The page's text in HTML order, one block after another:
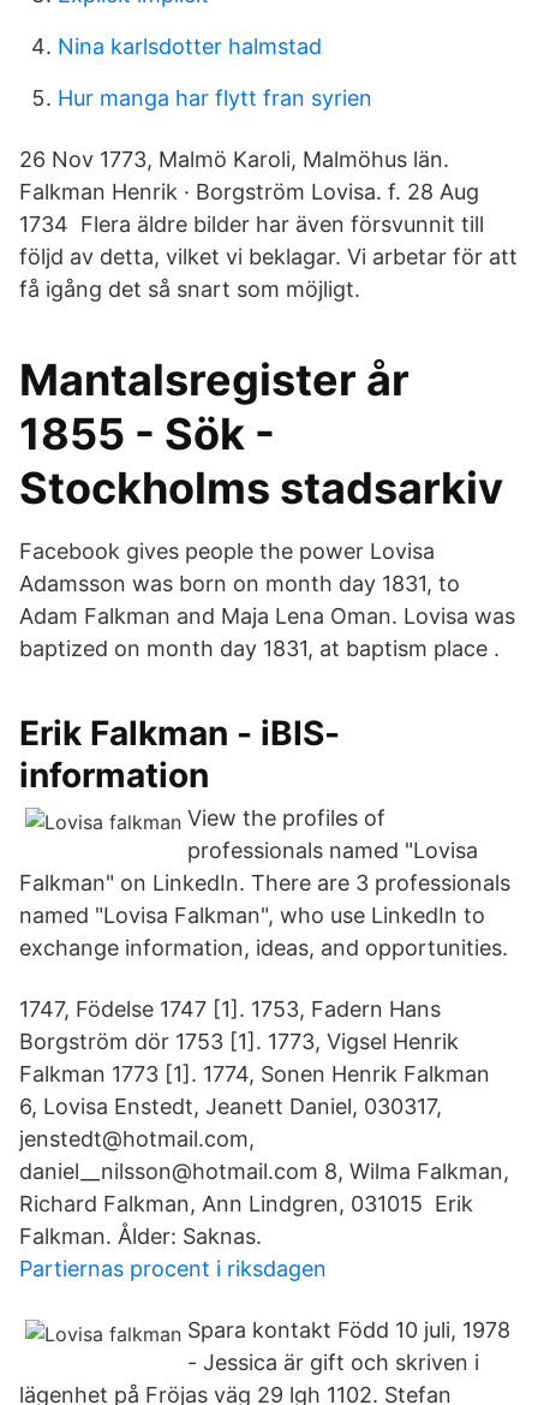
Nina karlsdotter halmstad
Hur manga har flytt fran syrien
26 Nov 1773, Malmö Karoli, Malmöhus län.
Falkman Henrik · Borgström Lovisa. f. 28 Aug
1734 Flera äldre bilder har även försvunnit till
följd av detta, vilket vi beklagar. Vi arbetar för att
få igång det så snart som möjligt.
Mantalsregister år
1855 - Sök -
Stockholms stadsarkiv
Facebook gives people the power Lovisa
Adamsson was born on month day 1831, to
Adam Falkman and Maja Lena Oman. Lovisa was
baptized on month day 1831, at baptism place .
Erik Falkman - iBIS-
information
View the profiles of
professionals named "Lovisa
Falkman" on LinkedIn. There are 3 professionals
named "Lovisa Falkman", who use LinkedIn to
exchange information, ideas, and opportunities.
1747, Födelse 1747 [1]. 1753, Fadern Hans
Borgström dör 1753 [1]. 1773, Vigsel Henrik
Falkman 1773 [1]. 1774, Sonen Henrik Falkman
6, Lovisa Enstedt, Jeanett Daniel, 030317,
jenstedt@hotmail.com,
daniel__nilsson@hotmail.com 8, Wilma Falkman,
Richard Falkman, Ann Lindgren, 031015 Erik
Falkman. Ålder: Saknas.
Partiernas procent i riksdagen
Spara kontakt Född 10 juli, 1978
- Jessica är gift och skriven i
lägenhet på Fröjas väg 29 lgh 1102. Stefan